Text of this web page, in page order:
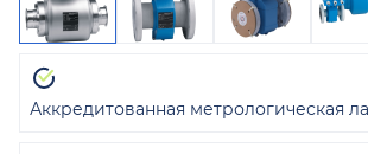
Аккредитованная метрологическая